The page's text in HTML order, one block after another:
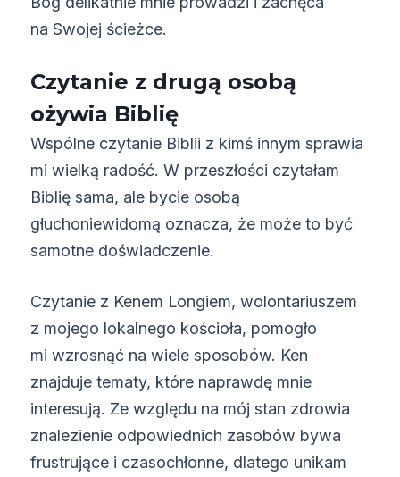
na Swojej ścieżce.
Czytanie z drugą osobą
ożywia Biblię
Wspólne czytanie Biblii z kimś innym sprawia
mi wielką radość. W przeszłości czytałam
Biblię sama, ale bycie osobą
głuchoniewidomą oznacza, że może to być
samotne doświadczenie.
Czytanie z Kenem Longiem, wolontariuszem
z mojego lokalnego kościoła, pomogło
mi wzrosnąć na wiele sposobów. Ken
znajduje tematy, które naprawdę mnie
interesują. Ze względu na mój stan zdrowia
znalezienie odpowiednich zasobów bywa
frustrujące i czasochłonne, dlatego unikam